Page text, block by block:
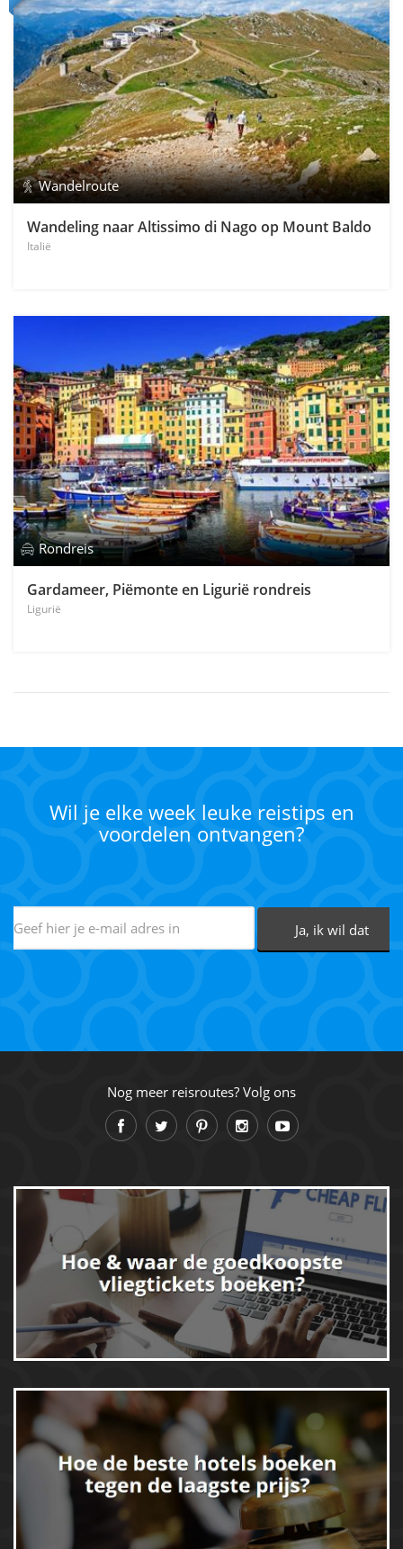
Wandelroute
Wandeling naar Altissimo di Nago op Mount Baldo
Italië
Rondreis
Gardameer, Piëmonte en Ligurië rondreis
Ligurië
Wil je elke week leuke reistips en
voordelen ontvangen?
Nog meer reisroutes? Volg ons